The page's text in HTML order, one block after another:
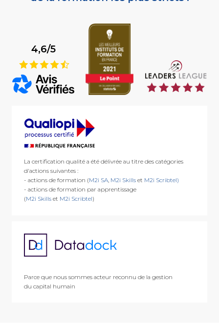
4,6/5
9
La certification qualité a été délivrée au titre des catégories
d'actions suivantes :
- actions de formation (M2i SA, M2i Skillset M2i Scribtel)
- actions de formation par apprentissage
(M2i Skillset M2i Scribtel)
Parce que nous sommes acteur reconnu de la gestion
du capital humain